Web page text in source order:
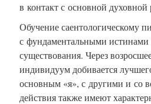
в контакт с основной духовной
Обучение саентологическому
с фундаментальными истинами
существования. Через
индивидуум добивается
основным «я», с другими и со
действия также имеют